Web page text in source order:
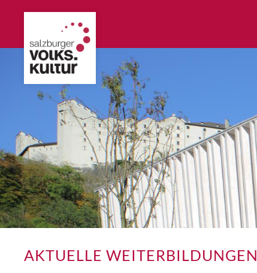
AKTUELLE WEITERBILDUNGEN